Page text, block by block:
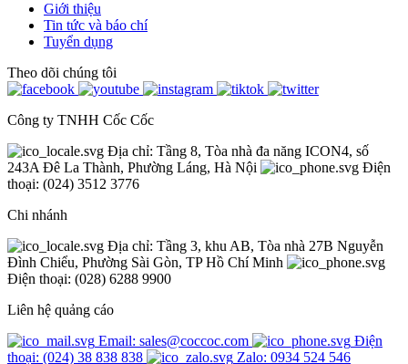
Giới thiệu
Tin tức và báo chí
Tuyển dụng
Theo dõi chúng tôi
Công ty TNHH Cốc Cốc
Địa chỉ: Tầng 8, Tòa nhà đa năng ICON4, số
243A Đê La Thành, Phường Láng, Hà Nội
Điện
thoại: (024) 3512 3776
Chi nhánh
Địa chỉ: Tầng 3, khu AB, Tòa nhà 27B Nguyễn
Đình Chiểu, Phường Sài Gòn, TP Hồ Chí Minh
Điện thoại: (028) 6288 9900
Liên hệ quảng cáo
Email: sales@coccoc.com
Điện
thoại: (024) 38 838 838
Zalo: 0934 524 546